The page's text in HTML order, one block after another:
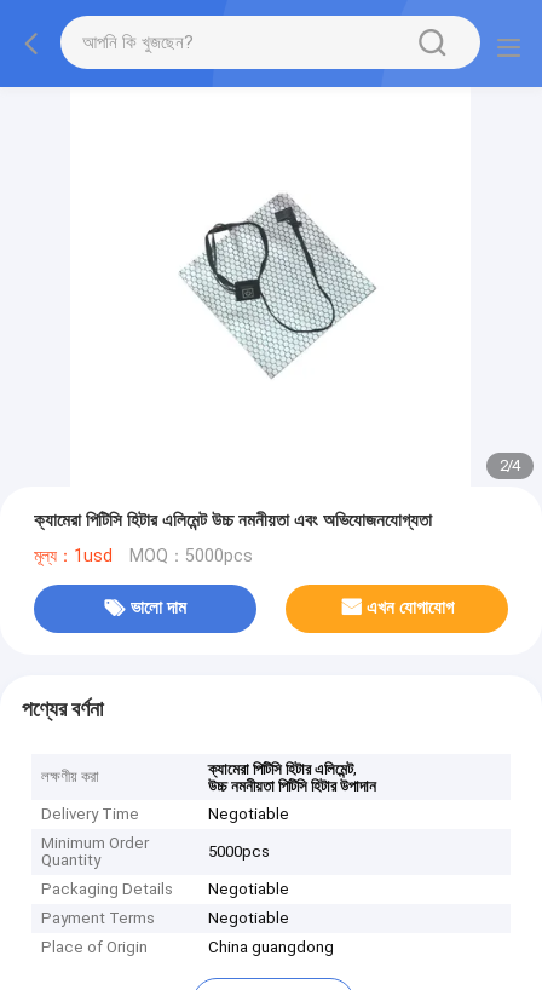
2/4
ক্যামেরা পিটিসি হিটার এলিমেন্ট উচ্চ নমনীয়তা এবং অভিযোজনযোগ্যতা
মূল্য：1usd MOQ：5000pcs
ভালো দাম এখন যোগাযোগ
পণ্যের বর্ণনা
লক্ষণীয় করা ক্যামেরা পিটিসি হিটার এলিমেন্ট,
উচ্চ নমনীয়তা পিটিসি হিটার উপাদান
Delivery Time
Negotiable
Minimum Order
Quantity
5000pcs
Packaging Details
Negotiable
Payment Terms
Negotiable
Place of Origin
China guangdong